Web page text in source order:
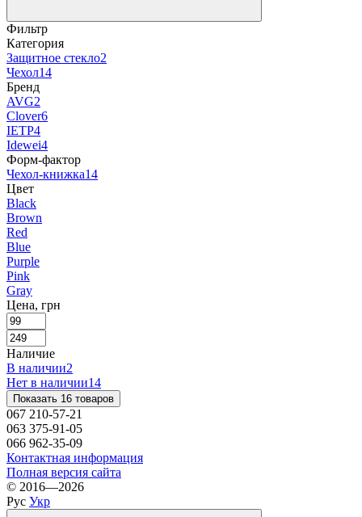
Фильтр
Категория
Защитное стекло2
Чехол14
Бренд
AVG2
Clover6
IETP4
Idewei4
Форм-фактор
Чехол-книжка14
Цвет
Black
Brown
Red
Blue
Purple
Pink
Gray
Цена, грн
Наличие
В наличии2
Нет в наличии14
Показать 16 товаров
067 210-57-21
063 375-91-05
066 962-35-09
Контактная информация
Полная версия сайта
© 2016—2026
Рус Укр